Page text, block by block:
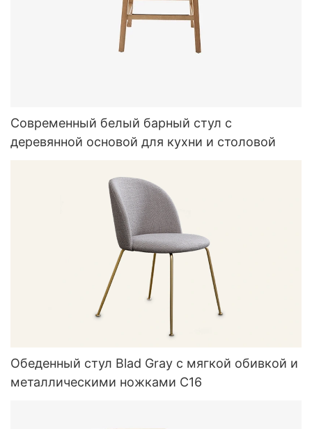
Современный белый барный стул с
деревянной основой для кухни и столовой
Обеденный стул Blad Gray с мягкой обивкой и
металлическими ножками C16